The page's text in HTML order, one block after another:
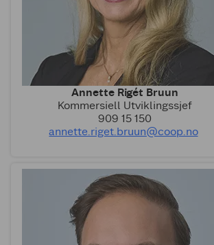
Annette Rigét Bruun
Kommersiell Utviklingssjef
909 15 150
annette.riget.bruun@coop.no